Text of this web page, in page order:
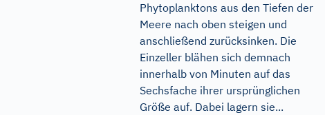
Phytoplanktons aus den Tiefen der
Meere nach oben steigen und
anschließend zurücksinken. Die
Einzeller blähen sich demnach
innerhalb von Minuten auf das
Sechsfache ihrer ursprünglichen
Größe auf. Dabei lagern sie...